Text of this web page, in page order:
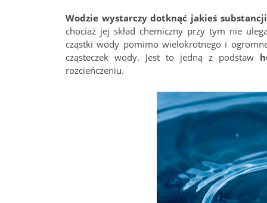
Wodzie wystarczy dotknąć jakieś
chociaż jej skład chemiczny przy tym nie
cząstki wody pomimo wielokrotnego i
cząsteczek wody. Jest to jedną z podstaw
rozcieńczeniu.